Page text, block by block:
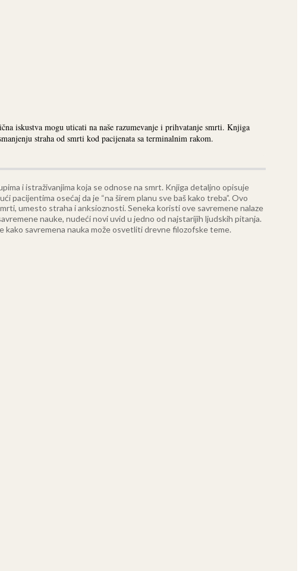
iskustva mogu uticati na naše razumevanje i prihvatanje smrti. Knjiga
straha od smrti kod pacijenata sa terminalnim rakom.
i istraživanjima koja se odnose na smrt. Knjiga detaljno opisuje
pacijentima osećaj da je “na širem planu sve baš kako treba”. Ovo
umesto straha i anksioznosti. Seneka koristi ove savremene nalaze
nauke, nudeći novi uvid u jedno od najstarijih ljudskih pitanja.
kako savremena nauka može osvetliti drevne filozofske teme.